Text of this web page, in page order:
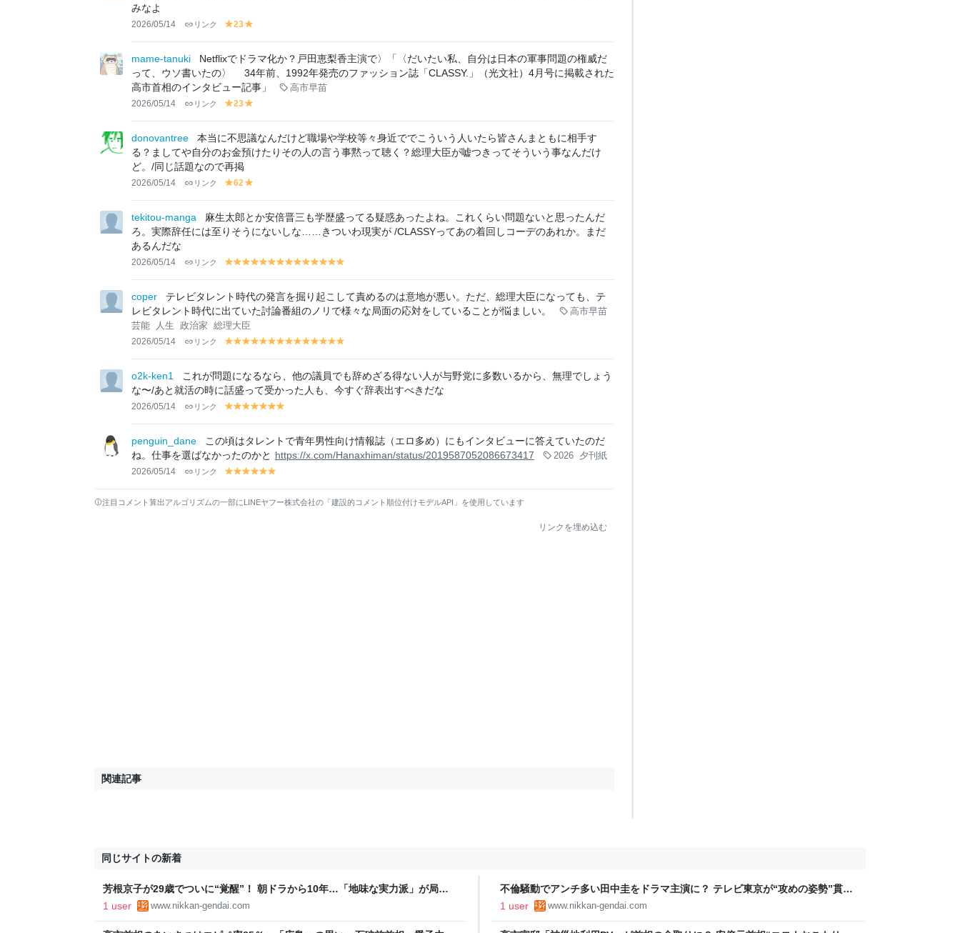
みなよ
2026/05/14 リンク
y
lo
23
lo
w
mame-tanuki
Netflixでドラマ化か？戸田恵梨香主演で〉「〈だいたい私、自分は日本の軍事問題の権威だ
って、ウソ書いたの〉 34年前、1992年発売のファッション誌「CLASSY.」（光文社）4月号に掲載された
高市首相のインタビュー記事」
高市早苗
2026/05/14 リンク
y
lo
w
23
lo
w
donovantree
本当に不思議なんだけど職場や学校等々身近ででこういう人いたら皆さんまともに相手す
る？ましてや自分のお金預けたりその人の言う事黙って聴く？総理大臣が嘘つきってそういう事なんだけ
ど。/同じ話題なので再掲
2026/05/14 リンク
y
lo
w
62
lo
w
tekitou-manga
麻生太郎とか安倍晋三も学歴盛ってる疑惑あったよね。これくらい問題ないと思ったんだ
ろ。実際辞任には至りそうにないしな……きついわ現実が /CLASSYってあの着回しコーデのあれか。まだ
あるんだな
2026/05/14 リンク
y
lo
w
y
lo
w
y
lo
w
y
lo
w
y
lo
w
y
lo
w
y
lo
w
y
lo
w
y
lo
w
y
lo
w
y
lo
w
y
lo
w
y
lo
w
lo
w
coper
テレビタレント時代の発言を掘り起こして責めるのは意地が悪い。ただ、総理大臣になっても、テ
レビタレント時代に出ていた討論番組のノリで様々な局面の応対をしていることが悩ましい。
高市早苗
芸能
人生 政治家 総理大臣
2026/05/14 リンク
y
lo
w
y
lo
w
y
lo
w
y
lo
w
y
lo
w
y
lo
w
y
lo
w
y y
lo
w
y
lo
w
y
lo
w
y
lo
w
y
lolo
w
o2k-ken1
これが問題になるなら、他の議員でも辞めざる得ない人が与野党に多数いるから、無理でしょう
な〜/あと就活の時に話盛って受かった人も、今すぐ辞表出すべきだな
2026/05/14 リンク
y
lo
y
lo
w
y
lo
w
y
lo
w
y
lo
w
y
lo
w
lo
w
penguin_dane
この頃はタレントで青年男性向け情報誌（エロ多め）にもインタビューに答えていたのだ
ね。仕事を選ばなかったのかと https://x.com/Hanaxhiman/status/2019587052086673417 2026 夕刊紙
2026/05/14 リンク
y
lo
y
lo
y
lo
y
lo
y
lo lo
注目コメント算出アルゴリズムの一部にLINEヤフー株式会社の「建設的コメント順位付けモデルAPI」を使用しています
リンクを埋め込む
関連記事
同じサイトの新着
芳根京子が29歳でついに“覚醒”！ 朝ドラから10年…「地味な実力派」が局を
またぐ看板女優に｜日刊ゲンダイDIGITAL
1 user www.nikkan-gendai.com
不倫騒動でアンチ多い田中圭をドラマ主演に？ テレビ東京が“攻めの姿勢”貫く
したたか皮算用｜日刊ゲンダイDIGITAL
1 user www.nikkan-gendai.com